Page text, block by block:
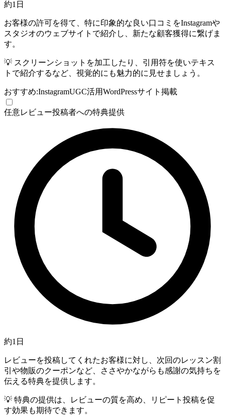
約1日
お客様の許可を得て、特に印象的な良い口コミをInstagramや
スタジオのウェブサイトで紹介し、新たな顧客獲得に繋げま
す。
💡 スクリーンショットを加工したり、引用符を使いテキス
トで紹介するなど、視覚的にも魅力的に見せましょう。
おすすめ:InstagramUGC活用WordPressサイト掲載
任意レビュー投稿者への特典提供
約1日
レビューを投稿してくれたお客様に対し、次回のレッスン割
引や物販のクーポンなど、ささやかながらも感謝の気持ちを
伝える特典を提供します。
💡 特典の提供は、レビューの質を高め、リピート投稿を促
す効果も期待できます。